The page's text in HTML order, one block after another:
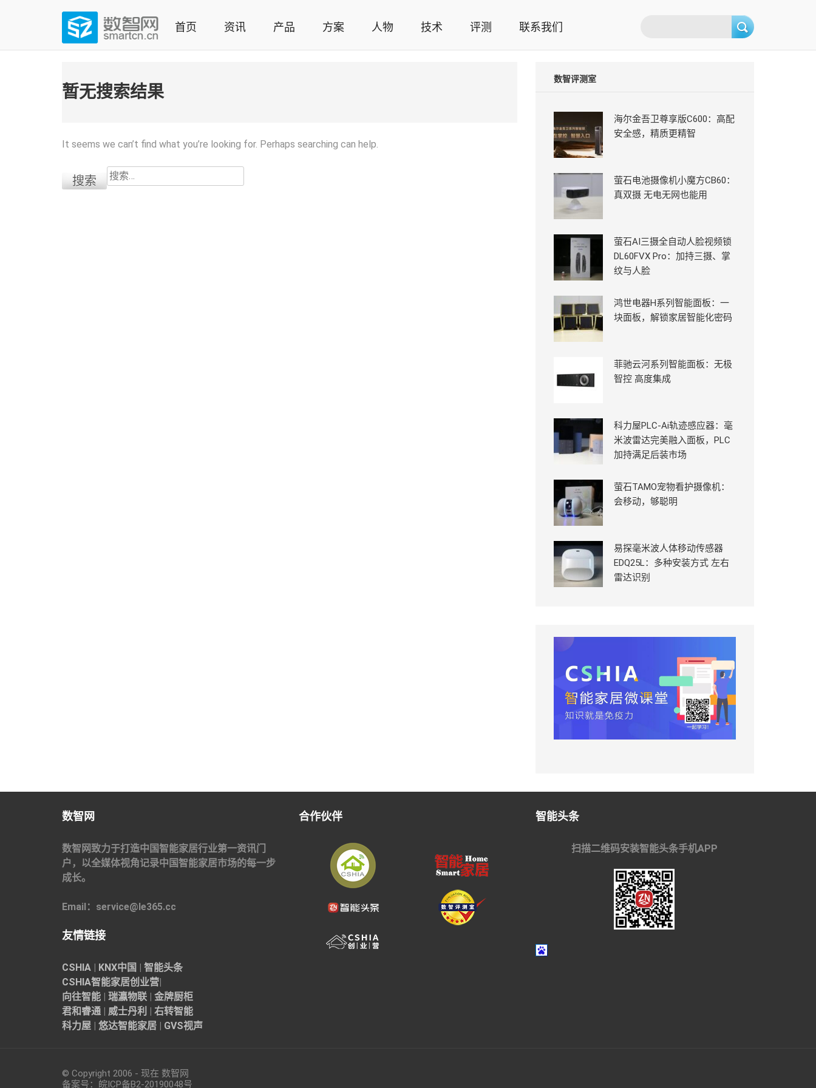
(Press
数智网
智能家居第一资讯门户 | 智能家居系统，智能家居产品，智能家居解决方案，智能家居技术应用，智能家居行业观点，智能家居项目案例
首页 资讯 产品 方案 人物 技术 评测 联系我们
暂无搜索结果
It seems we can’t find what you’re looking for. Perhaps searching can help.
搜
索：
数智评测室
海尔金吾卫尊享版C600：高配
安全感，精质更精智
萤石电池摄像机小魔方CB60：
真双摄 无电无网也能用
萤石AI三摄全自动人脸视频锁
DL60FVX Pro：加持三摄、掌
纹与人脸
鸿世电器H系列智能面板：一
块面板，解锁家居智能化密码
菲驰云河系列智能面板：无极
智控 高度集成
科力屋PLC-Ai轨迹感应器：毫
米波雷达完美融入面板，PLC
加持满足后装市场
萤石TAMO宠物看护摄像机：
会移动，够聪明
易探毫米波人体移动传感器
EDQ25L：多种安装方式 左右
雷达识别
数智网
数智网致力于打造中国智能家居行业第一资讯门
户，以全媒体视角记录中国智能家居市场的每一步
成长。
Email：service@le365.cc
友情链接
CSHIA | KNX中国 | 智能头条
CSHIA智能家居创业营|
向往智能 | 瑞瀛物联 | 金牌厨柜
君和睿通 | 威士丹利 | 右转智能
科力屋 | 悠达智能家居 | GVS视声
合作伙伴 智能头条
扫描二维码安装智能头条手机APP
© Copyright 2006 - 现在 数智网
备案号： 皖ICP备B2-20190048号